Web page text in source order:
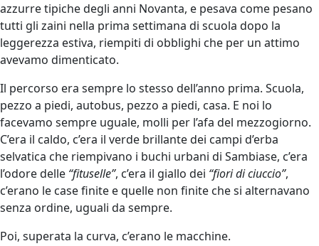
azzurre tipiche degli anni Novanta, e pesava come pesano
tutti gli zaini nella prima settimana di scuola dopo la
leggerezza estiva, riempiti di obblighi che per un attimo
avevamo dimenticato.
Il percorso era sempre lo stesso dell’anno prima. Scuola,
pezzo a piedi, autobus, pezzo a piedi, casa. E noi lo
facevamo sempre uguale, molli per l’afa del mezzogiorno.
C’era il caldo, c’era il verde brillante dei campi d’erba
selvatica che riempivano i buchi urbani di Sambiase, c’era
l’odore delle “fituselle”, c’era il giallo dei “fiori di ciuccio”,
c’erano le case finite e quelle non finite che si alternavano
senza ordine, uguali da sempre.
Poi, superata la curva, c’erano le macchine.